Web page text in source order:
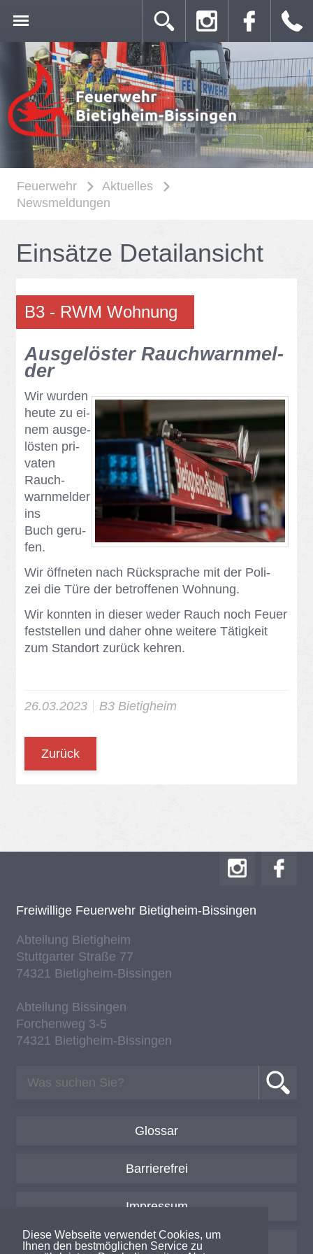
Diese Webseite verwendet Cookies, um
Ihnen den bestmöglichen Service zu
Feuerwehr
Aktuelles
Newsmeldungen
Ein­sät­ze De­tail­an­sicht
B3 - RWM Woh­nung
Aus­ge­lös­ter Rauch­warn­mel­
der
Wir wur­den
heu­te zu ei­
nem aus­ge­
lös­ten pri­
va­ten
Rauch­
warn­mel­der
ins
Buch ge­ru­
fen.
Wir öff­ne­ten nach Rück­spra­che mit der Po­li­
zei die Türe der be­trof­fe­nen Woh­nung.
Wir konn­ten in die­ser we­der Rauch noch Feu­er
fest­stel­len und da­her ohne wei­te­re Tä­tig­keit
zum Stand­ort zu­rück keh­ren.
26.03.2023 B3 Bie­tig­heim
Zurück
Frei­wil­li­ge Feu­er­wehr Bie­tig­heim-Bis­sin­gen
Ab­tei­lung Bie­tig­heim
Stutt­gar­ter Stra­ße 77
74321 Bie­tig­heim-Bis­sin­gen
Ab­tei­lung Bis­sin­gen
For­chen­weg 3-5
74321 Bie­tig­heim-Bis­sin­gen
Glossar
Barrierefrei
Impressum
Datenschutzerklärung